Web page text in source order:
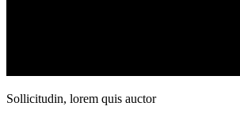
Sollicitudin, lorem quis auctor